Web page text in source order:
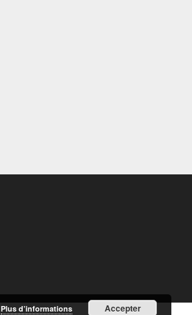
Plus d’informations Accepter